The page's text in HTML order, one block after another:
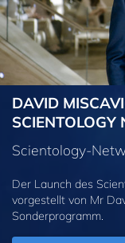
DAVID
SCIENTOLOGY
Scientology-
Der Launch des
vorgestellt von Mr
Sonderprogramm.